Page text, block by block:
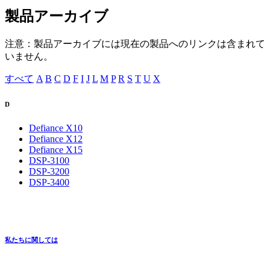
製品アーカイブ
注意：製品アーカイブには現在の製品へのリンクは含まれて
いません。
すべて A B C D F I J L M P R S T U X
D
Defiance X10
Defiance X12
Defiance X15
DSP-3100
DSP-3200
DSP-3400
私たちに関しては